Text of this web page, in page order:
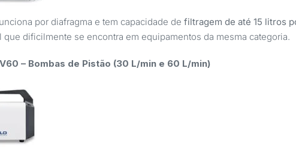
por diafragma e tem capacidade defiltragem de até 15 litros
que dificilmente se encontra em equipamentos da mesma categoria.
– Bombas de Pistão (30 L/min e 60 L/min)